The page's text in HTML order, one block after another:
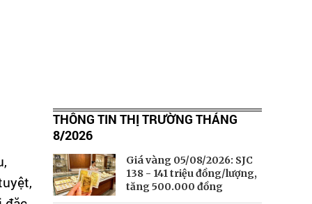
THÔNG TIN THỊ TRƯỜNG THÁNG
8/2026
Giá vàng 05/08/2026: SJC
138 - 141 triệu đồng/lượng,
tăng 500.000 đồng